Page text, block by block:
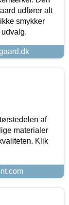
udfører alt
smykker
af
materialer
Klik